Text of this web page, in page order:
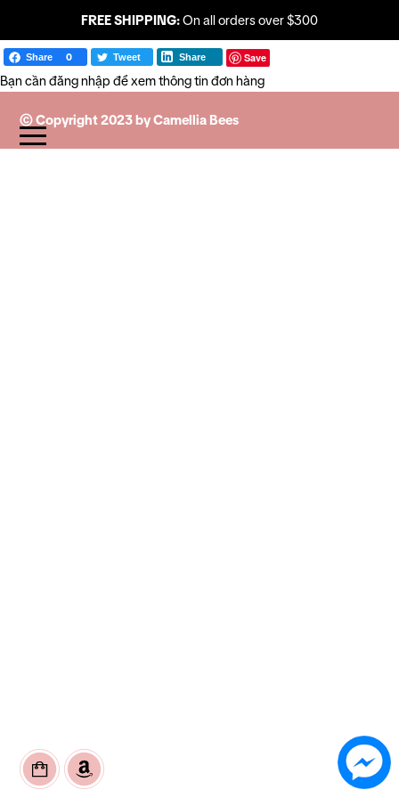
FREE SHIPPING:On all orders over $300
Share 0 Tweet Share Save
Bạn cần đăng nhập để xem thông tin đơn hàng
© Copyright 2023 by Camellia Bees